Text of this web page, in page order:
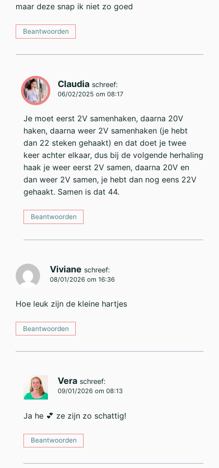
maar deze snap ik niet zo goed
Beantwoorden
Claudia schreef:
06/02/2025 om 08:17
Je moet eerst 2V samenhaken, daarna 20V
haken, daarna weer 2V samenhaken (je hebt
dan 22 steken gehaakt) en dat doet je twee
keer achter elkaar, dus bij de volgende herhaling
haak je weer eerst 2V samen, daarna 20V en
dan weer 2V samen, je hebt dan nog eens 22V
gehaakt. Samen is dat 44.
Beantwoorden
Viviane schreef:
08/01/2026 om 16:36
Hoe leuk zijn de kleine hartjes
Beantwoorden
Vera schreef:
09/01/2026 om 08:13
Ja he 💕 ze zijn zo schattig!
Beantwoorden